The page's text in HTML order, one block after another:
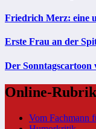
Friedrich Merz: eine
Erste Frau an der
Der Sonntagscartoon
Online-
Vom Fachmann